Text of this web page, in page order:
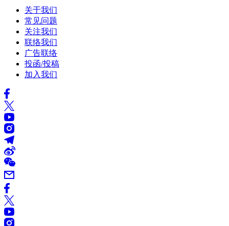
关于我们
常见问题
关注我们
联络我们
广告联络
投函/投稿
加入我们